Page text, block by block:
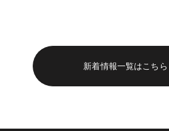
新着情報一覧はこちら